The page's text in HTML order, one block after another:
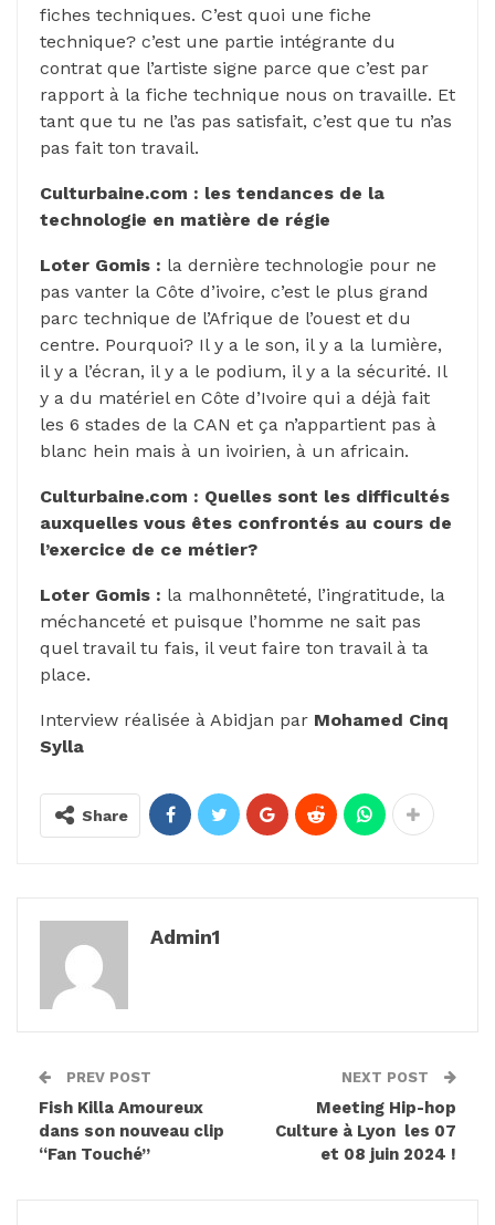
fiches techniques. C’est quoi une fiche
technique? c’est une partie intégrante du
contrat que l’artiste signe parce que c’est par
rapport à la fiche technique nous on travaille. Et
tant que tu ne l’as pas satisfait, c’est que tu n’as
pas fait ton travail.
Culturbaine.com : les tendances de la
technologie en matière de régie
Loter Gomis : la dernière technologie pour ne
pas vanter la Côte d’ivoire, c’est le plus grand
parc technique de l’Afrique de l’ouest et du
centre. Pourquoi? Il y a le son, il y a la lumière,
il y a l’écran, il y a le podium, il y a la sécurité. Il
y a du matériel en Côte d’Ivoire qui a déjà fait
les 6 stades de la CAN et ça n’appartient pas à
blanc hein mais à un ivoirien, à un africain.
Culturbaine.com : Quelles sont les difficultés
auxquelles vous êtes confrontés au cours de
l’exercice de ce métier?
Loter Gomis : la malhonnêteté, l’ingratitude, la
méchanceté et puisque l’homme ne sait pas
quel travail tu fais, il veut faire ton travail à ta
place.
Interview réalisée à Abidjan par Mohamed Cinq
Sylla
Share
Admin1
PREV POST
Fish Killa Amoureux
dans son nouveau clip
“Fan Touché”
NEXT POST
Meeting Hip-hop
Culture à Lyon les 07
et 08 juin 2024 !